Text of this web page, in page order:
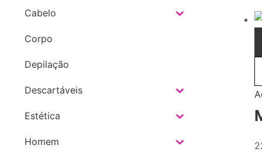
Cabelo
Corpo
Depilação
Descartáveis
Estética
Homem